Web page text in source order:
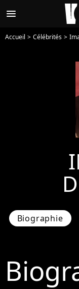
menu
Accueil Célébrités
Biographie